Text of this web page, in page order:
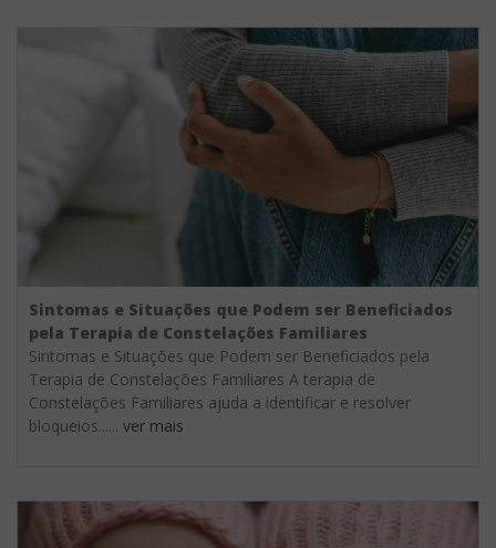
Sintomas e Situações que Podem ser Beneficiados
pela Terapia de Constelações Familiares
Sintomas e Situações que Podem ser Beneficiados pela
Terapia de Constelações Familiares A terapia de
Constelações Familiares ajuda a identificar e resolver
bloqueios...... ver mais